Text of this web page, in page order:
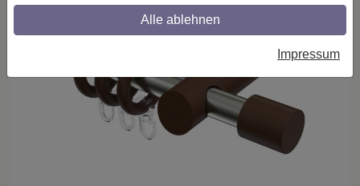
Alle ablehnen
Impressum